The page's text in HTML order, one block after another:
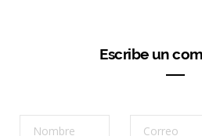
Escribe un